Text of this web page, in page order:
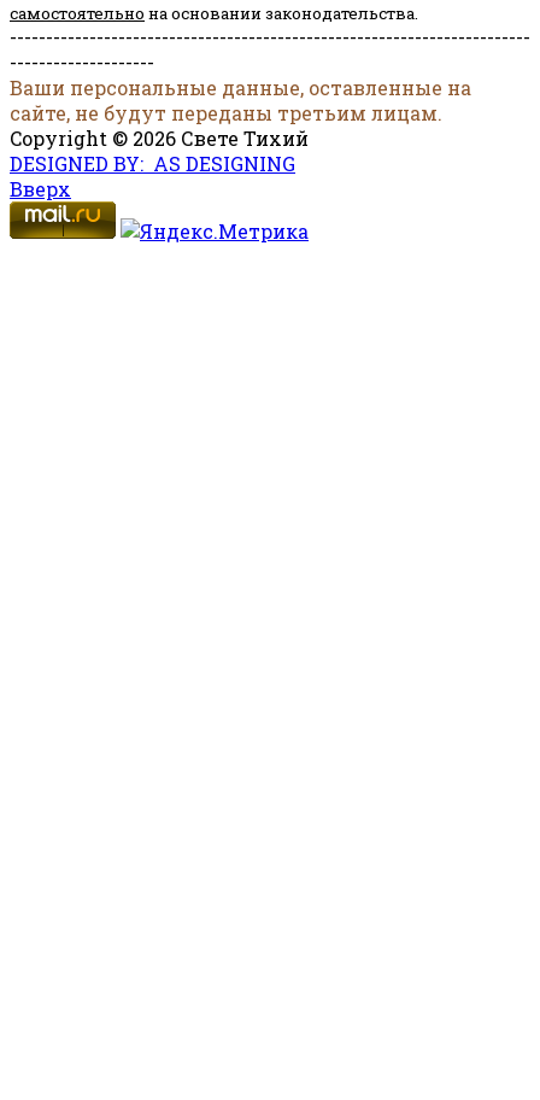
самостоятельно на основании законодательства.
------------------------------------------------------------------------
--------------------
Ваши персональные данные, оставленные на
сайте, не будут переданы третьим лицам.
Copyright © 2026 Свете Тихий
DESIGNED BY: AS DESIGNING
Вверх